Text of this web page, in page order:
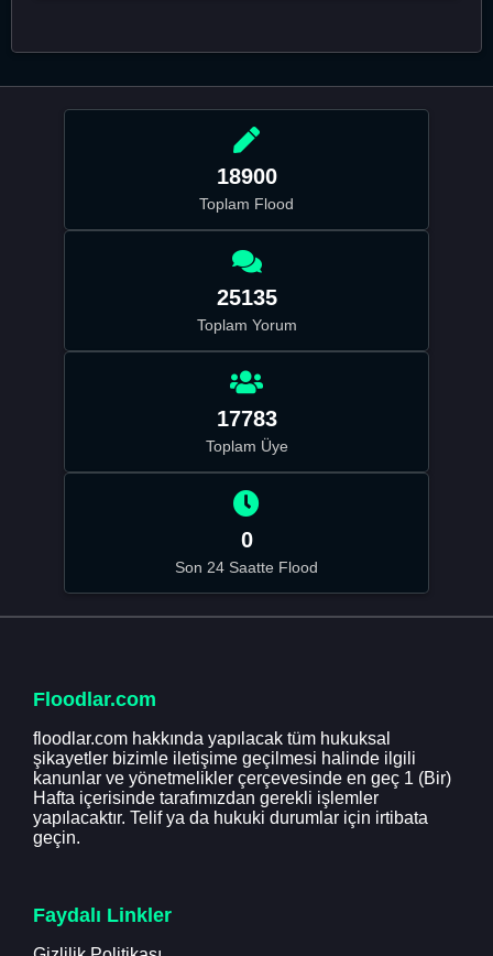
18900
Toplam Flood
25135
Toplam Yorum
17783
Toplam Üye
0
Son 24 Saatte Flood
Floodlar.com
floodlar.com hakkında yapılacak tüm hukuksal
şikayetler bizimle iletişime geçilmesi halinde ilgili
kanunlar ve yönetmelikler çerçevesinde en geç 1 (Bir)
Hafta içerisinde tarafımızdan gerekli işlemler
yapılacaktır. Telif ya da hukuki durumlar için irtibata
geçin.
Faydalı Linkler